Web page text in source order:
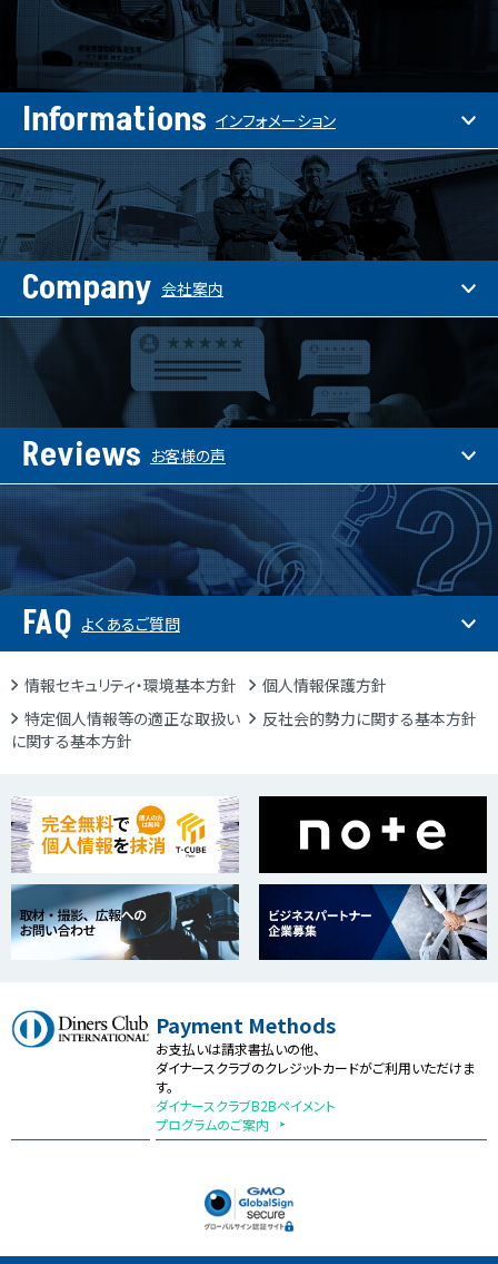
Informations インフォメーション
Company 会社案内
Reviews お客様の声
FAQ よくあるご質問
情報セキュリティ・環境基本方針
個人情報保護方針
特定個人情報等の適正な取扱い
に関する基本方針
反社会的勢力に関する基本方針
Payment Methods
お支払いは請求書払いの他、
ダイナースクラブのクレジットカードがご利用いただけま
す。
ダイナースクラブB2Bペイメント
プログラムのご案内